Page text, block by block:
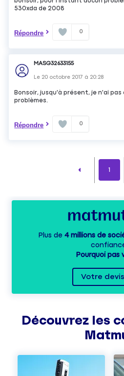
530xda de 2008
Répondre 0
MASG32633155
Le 20 octobre 2017 à 20:28
Bonsoir, jusqu'à présent, je n'ai pas
problèmes.
Répondre 0
1
Plus de 4 millions de
Pourquoi pas
Votre devis
Découvrez les